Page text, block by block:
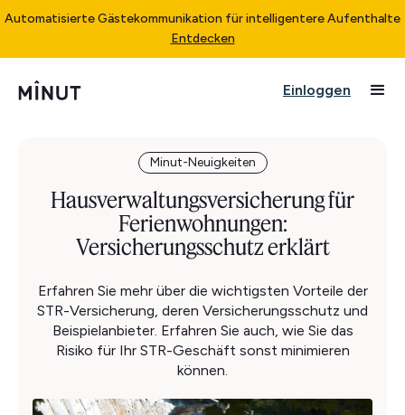
Automatisierte Gästekommunikation für intelligentere Aufenthalte
Entdecken
Einloggen
Minut-Neuigkeiten
Hausverwaltungsversicherung für
Ferienwohnungen:
Versicherungsschutz erklärt
Erfahren Sie mehr über die wichtigsten Vorteile der
STR-Versicherung, deren Versicherungsschutz und
Beispielanbieter. Erfahren Sie auch, wie Sie das
Risiko für Ihr STR-Geschäft sonst minimieren
können.